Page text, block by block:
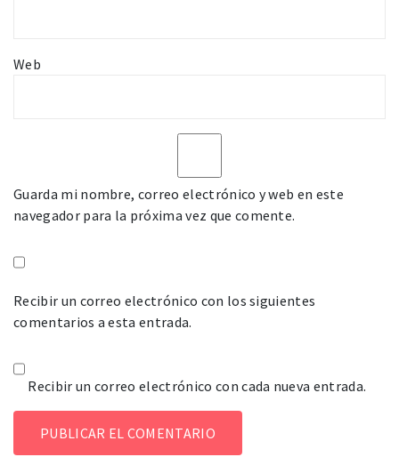
Web
Guarda mi nombre, correo electrónico y web en este
navegador para la próxima vez que comente.
Recibir un correo electrónico con los siguientes
comentarios a esta entrada.
Recibir un correo electrónico con cada nueva entrada.